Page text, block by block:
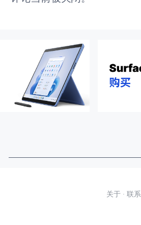
关于 · 联系